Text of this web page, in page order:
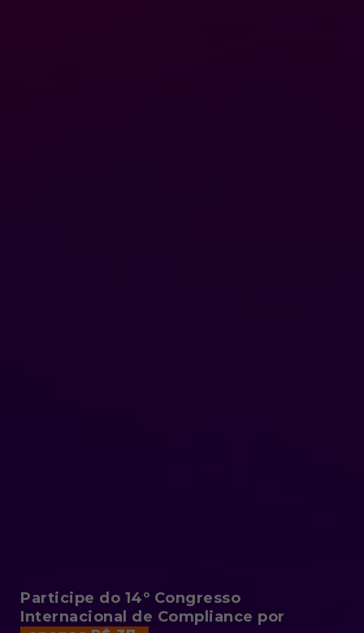
Participe do 14º Congresso
Internacional de Compliance por